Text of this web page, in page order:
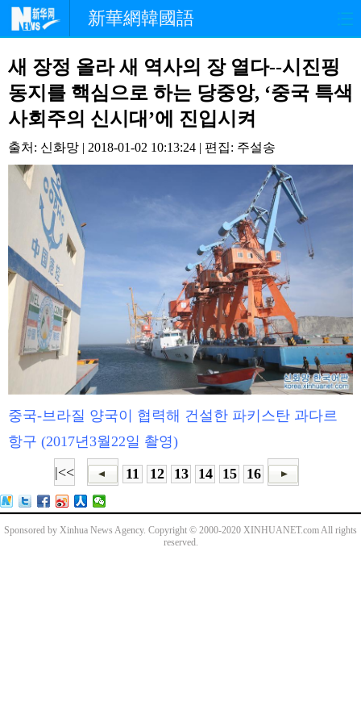
新華網韓國語
홈페이지 최신뉴스 정치
경제 사회 포토
중한교류 핫 TV
연예 오피니언
생생 중국어
새 장정 올라 새 역사의 장 열다--시진핑
동지를 핵심으로 하는 당중앙, ‘중국 특색
사회주의 신시대’에 진입시켜
출처: 신화망 | 2018-01-02 10:13:24 | 편집: 주설송
중국-브라질 양국이 협력해 건설한 파키스탄 과다르
항구 (2017년3월22일 촬영)
|<<
11 12 13 14 15 16